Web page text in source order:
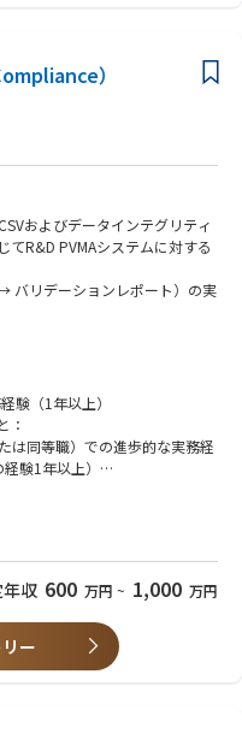
for suitable computer env
with respect to machine learni
、信頼関係を築ける対人能力
への適応力
コンプライアンス目標を推進
実務経験
ER/ESを含むGMP規制の深い知
ンダーシステムアセスメント用
ALCOA++原則）の知識と実
する専門知識
する実務経験
準化・統一化への経験
、AIバリデーション等）への
）
およびデータインテグリティ
R&D PVMAシステムに対する
バリデーションレポート）の実
ンおよびDI評価、バリデーシ
計仕様書・テストプロトコル
ス・バリデーション報告書・S
イクル文書の管理・監督を行
ーデューデリジェンス、グロー
ンアプローチの提供、GxPシス
ステムの定期評価を実施す
びパートナー監査を支援す
）の強化に取り組む。
画・開発・実施し、IT部門およ
験（1年以上）
：
は同等職）での進歩的な実務経
験1年以上）
ITシステム管理の実務経験（1
1版の深い知識と第2版への習
の専門知識
プロセスの理解
クトマネジメントスキル
ルチームでの豊富な業務経験
収 600 万円 ~ 1,000 万円
ー